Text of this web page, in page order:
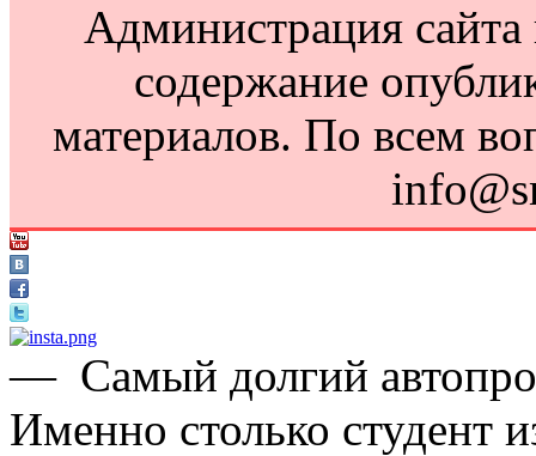
Администрация сайта
содержание
материалов. По всем
— Самый долгий
Именно столько студент